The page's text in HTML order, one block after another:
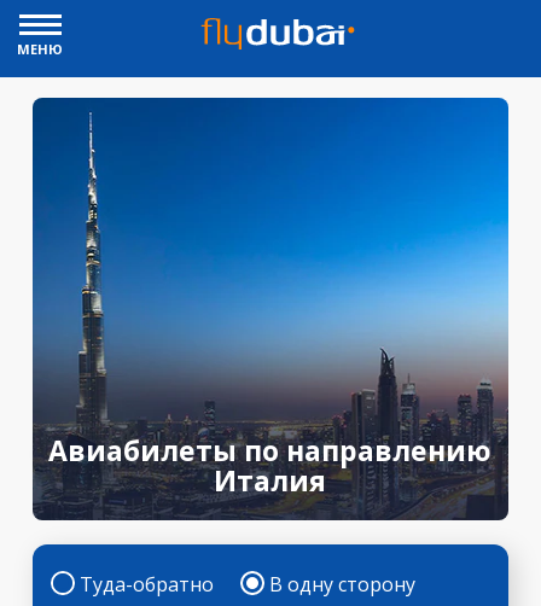
МЕНЮ
Авиабилеты по направлению
Италия
Туда-обратно В одну сторону